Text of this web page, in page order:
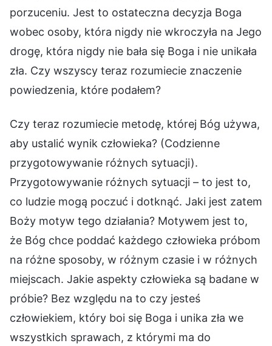
porzuceniu. Jest to ostateczna decyzja Boga
wobec osoby, która nigdy nie wkroczyła na Jego
drogę, która nigdy nie bała się Boga i nie unikała
zła. Czy wszyscy teraz rozumiecie znaczenie
powiedzenia, które podałem?
Czy teraz rozumiecie metodę, której Bóg używa,
aby ustalić wynik człowieka? (Codzienne
przygotowywanie różnych sytuacji).
Przygotowywanie różnych sytuacji – to jest to,
co ludzie mogą poczuć i dotknąć. Jaki jest zatem
Boży motyw tego działania? Motywem jest to,
że Bóg chce poddać każdego człowieka próbom
na różne sposoby, w różnym czasie i w różnych
miejscach. Jakie aspekty człowieka są badane w
próbie? Bez względu na to czy jesteś
człowiekiem, który boi się Boga i unika zła we
wszystkich sprawach, z którymi ma do